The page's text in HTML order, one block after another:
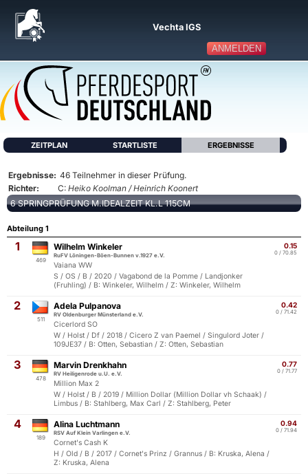
ANMELDEN
Vechta IGS
ZEITPLAN STARTLISTE ERGEBNISSE
Ergebnisse: 46 Teilnehmer in dieser Prüfung.
Richter:
C: Heiko Koolman / Heinrich Koonert
6 SPRINGPRÜFUNG M.IDEALZEIT KL.L 115CM
Abteilung 1
1
469
0.15
0 / 70.85
Wilhelm Winkeler
RuFV Löningen-Böen-Bunnen v.1927 e.V.
Vaiana WW
S / OS / B / 2020 / Vagabond de la Pomme / Landjonker
(Fruhling) / B: Winkeler, Wilhelm / Z: Winkeler, Wilhelm
2
511
0.42
0 / 71.42
Adela Pulpanova
RV Oldenburger Münsterland e.V.
Cicerlord SO
W / Holst / Df / 2018 / Cicero Z van Paemel / Singulord Joter /
109JE37 / B: Otten, Sebastian / Z: Otten, Sebastian
3
478
0.77
0 / 71.77
Marvin Drenkhahn
RV Heiligenrode u.U. e.V.
Million Max 2
W / Holst / B / 2019 / Million Dollar (Million Dollar vh Schaak) /
Limbus / B: Stahlberg, Max Carl / Z: Stahlberg, Peter
4
189
0.94
0 / 71.94
Alina Luchtmann
RSV Auf Klein Varlingen e.V.
Cornet's Cash K
H / Old / B / 2017 / Cornet's Prinz / Grannus / B: Kruska, Alena /
Z: Kruska, Alena